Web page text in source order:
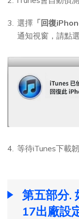
選擇 「回復
通知視窗，請點
等待iTunes下載
第五部分.
17出廠設